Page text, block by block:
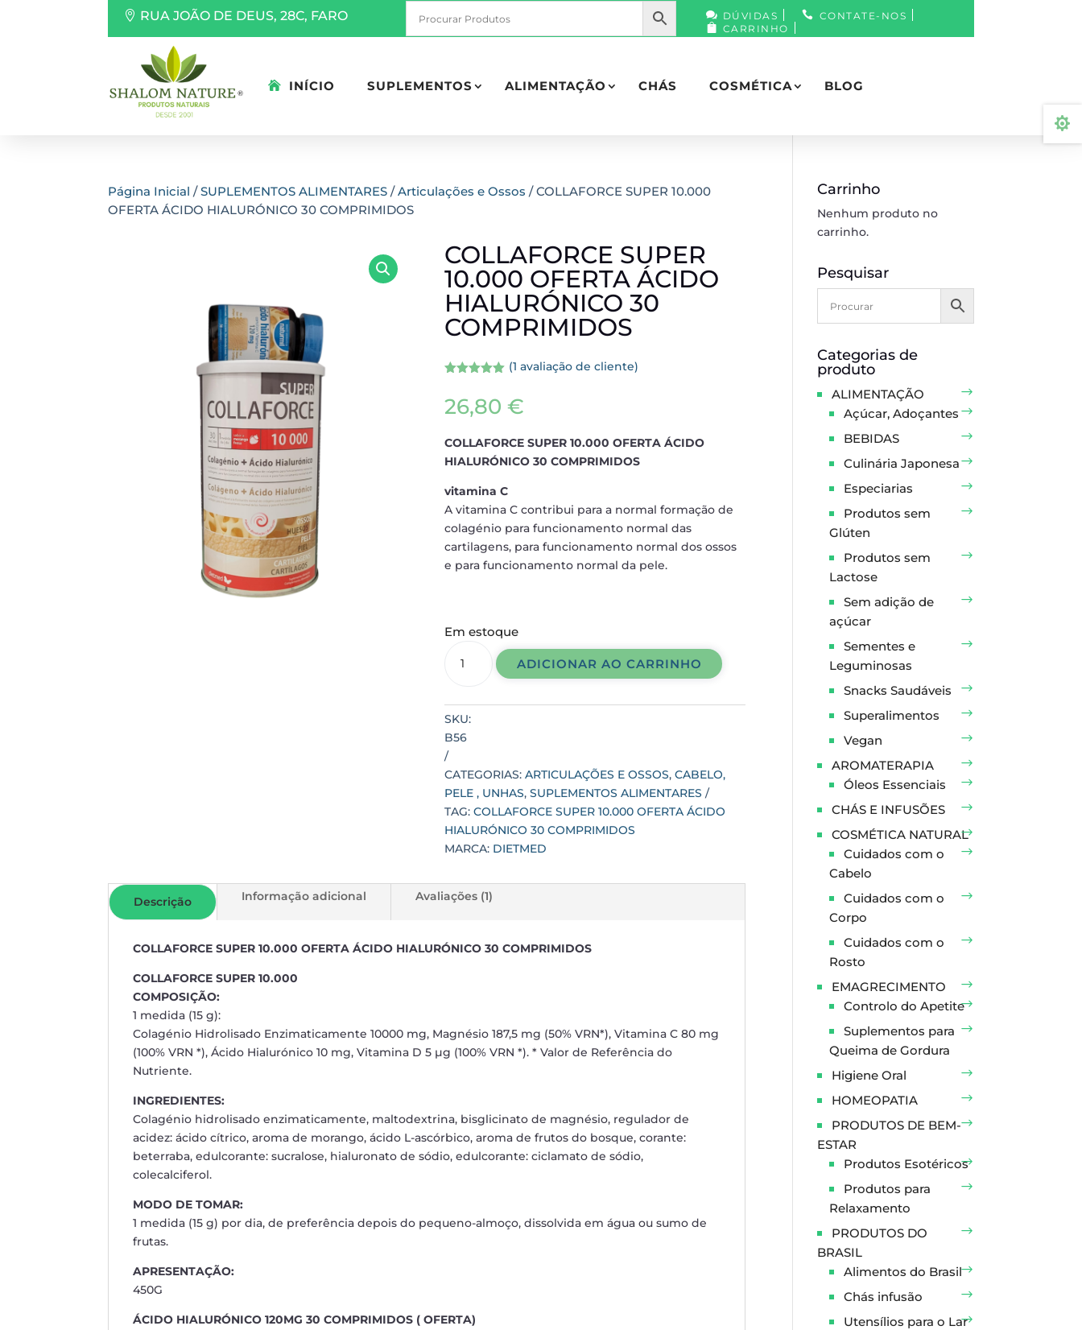
RUA JOÃO DE DEUS, 28C, FARO DÚVIDAS
CONTATE-NOS
CARRINHO
INÍCIO SUPLEMENTOS ALIMENTAÇÃO CHÁS COSMÉTICA BLOG
Página Inicial /SUPLEMENTOS ALIMENTARES /Articulações e Ossos / COLLAFORCE SUPER 10.000
OFERTA ÁCIDO HIALURÓNICO 30 COMPRIMIDOS
COLLAFORCE SUPER
10.000 OFERTA ÁCIDO
HIALURÓNICO 30
COMPRIMIDOS
de 5, com
baseado
avaliação de
cliente
(1 avaliação de cliente)
26,80 €
COLLAFORCE SUPER 10.000 OFERTA ÁCIDO
HIALURÓNICO 30 COMPRIMIDOS
vitamina C
A vitamina C contribui para a normal formação de
colagénio para funcionamento normal das
cartilagens, para funcionamento normal dos ossos
e para funcionamento normal da pele.
Em estoque
COLLAFORCE
SUPER
OFERTA
ÁCIDO
HIALURÓNICO
30
COMPRIMIDOS
quantidade
ADICIONAR AO CARRINHO
SKU:
B56
CATEGORIAS: ARTICULAÇÕES E OSSOS, CABELO,
PELE , UNHAS, SUPLEMENTOS ALIMENTARES
TAG: COLLAFORCE SUPER 10.000 OFERTA ÁCIDO
HIALURÓNICO 30 COMPRIMIDOS
MARCA: DIETMED
Descrição Informação adicional Avaliações (1)
COLLAFORCE SUPER 10.000 OFERTA ÁCIDO HIALURÓNICO 30 COMPRIMIDOS
COLLAFORCE SUPER 10.000
COMPOSIÇÃO:
1 medida (15 g):
Colagénio Hidrolisado Enzimaticamente 10000 mg, Magnésio 187,5 mg (50% VRN*), Vitamina C 80 mg
(100% VRN *), Ácido Hialurónico 10 mg, Vitamina D 5 µg (100% VRN *). * Valor de Referência do
Nutriente.
INGREDIENTES:
Colagénio hidrolisado enzimaticamente, maltodextrina, bisglicinato de magnésio, regulador de
acidez: ácido cítrico, aroma de morango, ácido L-ascórbico, aroma de frutos do bosque, corante:
beterraba, edulcorante: sucralose, hialuronato de sódio, edulcorante: ciclamato de sódio,
colecalciferol.
MODO DE TOMAR:
1 medida (15 g) por dia, de preferência depois do pequeno-almoço, dissolvida em água ou sumo de
frutas.
APRESENTAÇÃO:
450G
ÁCIDO HIALURÓNICO 120MG 30 COMPRIMIDOS ( OFERTA)
Carrinho
Nenhum produto no
carrinho.
Pesquisar
Categorias de
produto
ALIMENTAÇÃO
Açúcar, Adoçantes
BEBIDAS
Culinária Japonesa
Especiarias
Produtos sem
Glúten
Produtos sem
Lactose
Sem adição de
açúcar
Sementes e
Leguminosas
Snacks Saudáveis
Superalimentos
Vegan
AROMATERAPIA
Óleos Essenciais
CHÁS E INFUSÕES
COSMÉTICA NATURAL
Cuidados com o
Cabelo
Cuidados com o
Corpo
Cuidados com o
Rosto
EMAGRECIMENTO
Controlo do Apetite
Suplementos para
Queima de Gordura
Higiene Oral
HOMEOPATIA
PRODUTOS DE BEM-
ESTAR
Produtos Esotéricos
Produtos para
Relaxamento
PRODUTOS DO
BRASIL
Alimentos do Brasil
Chás infusão
Utensílios para o Lar
